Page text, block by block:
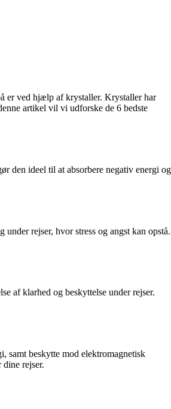
er ved hjælp af krystaller. Krystaller har
artikel vil vi udforske de 6 bedste
den ideel til at absorbere negativ energi og
rejser, hvor stress og angst kan opstå.
af klarhed og beskyttelse under rejser.
samt beskytte mod elektromagnetisk
rejser.